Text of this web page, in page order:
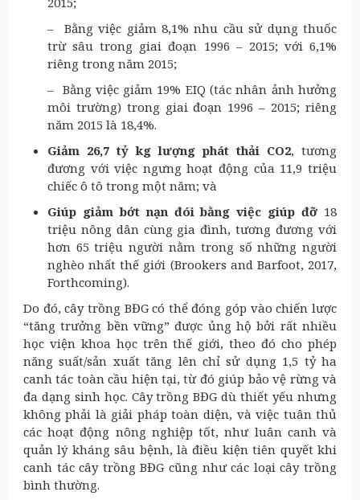
– Bằng việc giảm 8,1% nhu cầu sử dụng thuốc
trừ sâu trong giai đoạn 1996 – 2015; với 6,1%
riêng trong năm 2015;
– Bằng việc giảm 19% EIQ (tác nhân ảnh hưởng
môi trường) trong giai đoạn 1996 – 2015; riêng
năm 2015 là 18,4%.
Giảm 26,7 tỷ kg lượng phát thải CO2, tương
đương với việc ngưng hoạt động của 11,9 triệu
chiếc ô tô trong một năm; và
Giúp giảm bớt nạn đói bằng việc giúp đỡ 18
triệu nông dân cùng gia đình, tương đương với
hơn 65 triệu người nằm trong số những người
nghèo nhất thế giới (Brookers and Barfoot, 2017,
Forthcoming).
Do đó, cây trồng BĐG có thể đóng góp vào chiến lược
“tăng trưởng bền vững” được ủng hộ bởi rất nhiều
học viện khoa học trên thế giới, theo đó cho phép
năng suất/sản xuất tăng lên chỉ sử dụng 1,5 tỷ ha
canh tác toàn cầu hiện tại, từ đó giúp bảo vệ rừng và
đa dạng sinh học. Cây trồng BĐG dù thiết yếu nhưng
không phải là giải pháp toàn diện, và việc tuân thủ
các hoạt động nông nghiệp tốt, như luân canh và
quản lý kháng sâu bệnh, là điều kiện tiên quyết khi
canh tác cây trồng BĐG cũng như các loại cây trồng
bình thường.